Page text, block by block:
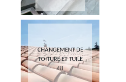
CHANGEMENT DE
TOITURE ET TUILE
48